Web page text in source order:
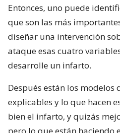
Entonces, uno puede
que son las más
diseñar una intervención
ataque esas cuatro
desarrolle un infarto.
Después están los modelos
explicables y lo que hacen
bien el infarto, y quizás